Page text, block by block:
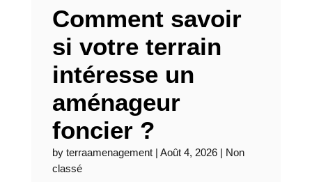
Comment savoir
si votre terrain
intéresse un
aménageur
foncier ?
by terraamenagement| Août 4, 2026| Non
classé